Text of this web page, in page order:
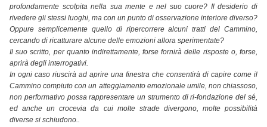
profondamente scolpita nella sua mente e nel suo cuore? Il desiderio di
rivedere gli stessi luoghi, ma con un punto di osservazione interiore diverso?
Oppure semplicemente quello di ripercorrere alcuni tratti del Cammino,
cercando di ricatturare alcune delle emozioni allora sperimentate?
Il suo scritto, per quanto indirettamente, forse fornirà delle risposte o, forse,
aprirà degli interrogativi.
In ogni caso riuscirà ad aprire una finestra che consentirà di capire come il
Cammino compiuto con un atteggiamento emozionale umile, non chiassoso,
non performativo possa rappresentare un strumento di ri-fondazione del sé,
ed anche un crocevia da cui molte strade divergono, molte possibilità
diverse si schiudono..